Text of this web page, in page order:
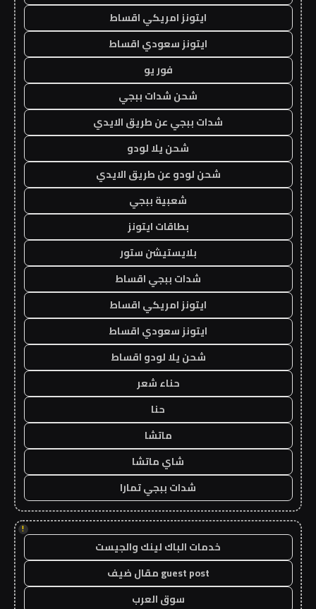
ايتونز امريكي اقساط
ايتونز سعودي اقساط
فور يو
شحن شدات ببجي
شدات ببجي عن طريق الايدي
شحن يلا لودو
شحن لودو عن طريق الايدي
شعبية ببجي
بطاقات ايتونز
بلايستيشن ستور
شدات ببجي اقساط
ايتونز امريكي اقساط
ايتونز سعودي اقساط
شحن يلا لودو اقساط
حناء شعر
حنا
ماتشا
شاي ماتشا
شدات ببجي تمارا
!
خدمات الباك لينك والجيست
guest post مقال ضيف
سوق العرب